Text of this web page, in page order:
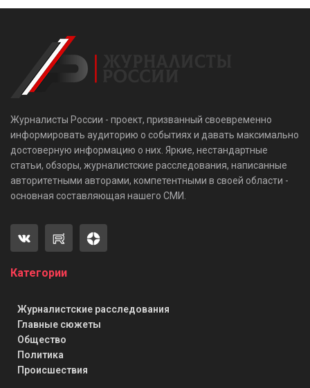
Журналисты России - проект, призванный своевременно
информировать аудиторию о событиях и давать максимально
достоверную информацию о них. Яркие, нестандартные
статьи, обзоры, журналистские расследования, написанные
авторитетными авторами, компетентными в своей области -
основная составляющая нашего СМИ.
Категории
Журналистские расследования
Главные сюжеты
Общество
Политика
Происшествия